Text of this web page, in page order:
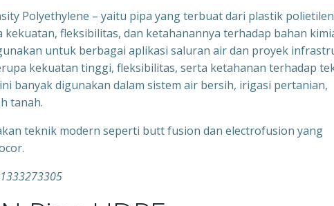
Polyethylene – yaitu pipa yang terbuat dari plastik
fleksibilitas, dan ketahanannya terhadap bahan
untuk berbagai aplikasi saluran air dan proyek
kekuatan tinggi, fleksibilitas, serta ketahanan terhadap
banyak digunakan dalam sistem air bersih, irigasi pertanian,
tanah.
teknik modern seperti butt fusion dan electrofusion yang